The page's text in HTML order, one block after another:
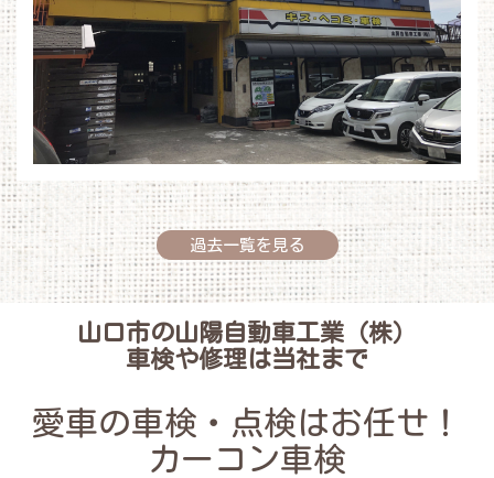
過去一覧を見る
山口市の山陽自動車工業（株）
車検や修理は当社まで
愛車の車検・点検はお任せ！
カーコン車検